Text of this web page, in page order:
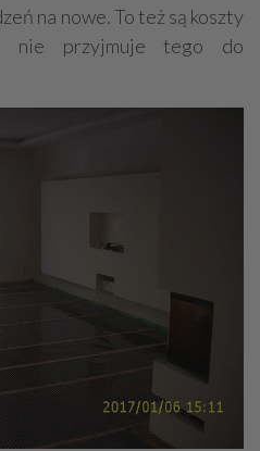
na nowe. To też są koszty
nie przyjmuje tego do